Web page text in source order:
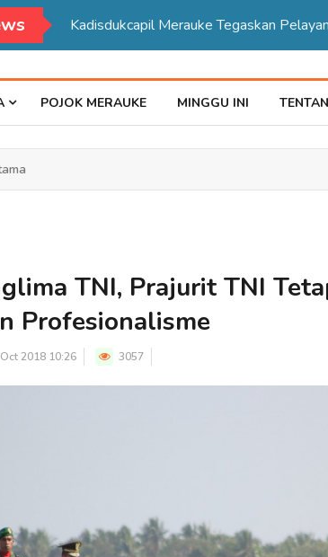
Kadisdukcapil Merauke Tegaskan
POJOK MERAUKE MINGGU INI
TNI, Prajurit TNI
Profesionalisme
2018 10:26 3057